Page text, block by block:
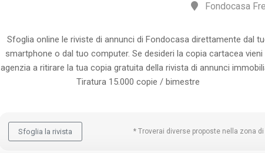
Fondocasa
Sfoglia online le riviste di annunci di Fondocasa direttamente dal
smartphone o dal tuo computer. Se desideri la copia cartacea vieni
agenzia a ritirare la tua copia gratuita della rivista di annunci
Tiratura 15.000 copie / bimestre
Sfoglia la rivista * Troverai diverse proposte nella zona